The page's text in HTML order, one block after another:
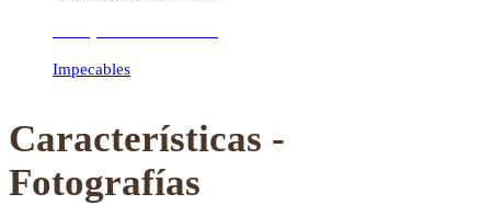
Impecables
Características -
Fotografías